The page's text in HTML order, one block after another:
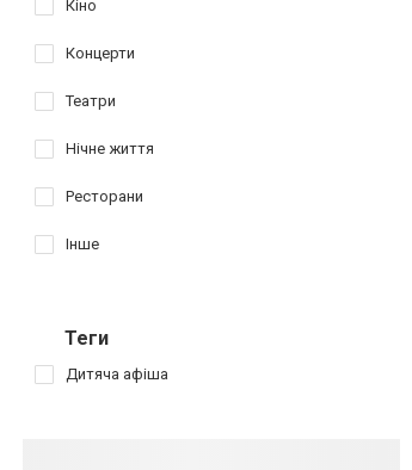
Кіно
Концерти
Театри
Нічне життя
Ресторани
Інше
Теги
Дитяча афіша